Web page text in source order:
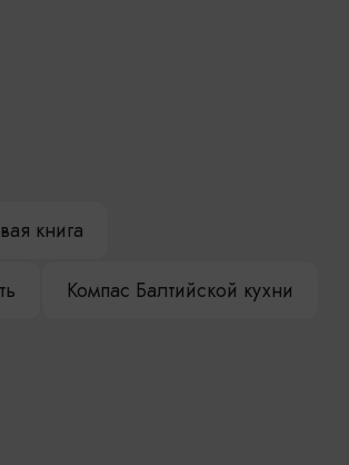
книга
Компас Балтийской кухни